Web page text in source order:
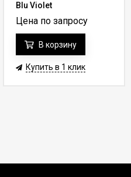
Blu Violet
Цена по запросу
В корзину
Купить в 1 клик